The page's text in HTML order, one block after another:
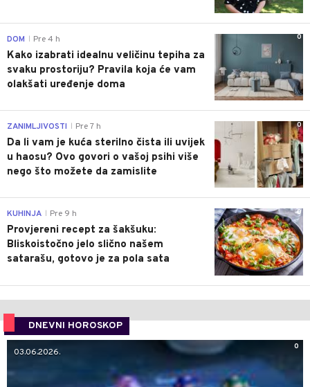
0
DOM Pre 4 h
Kako izabrati idealnu veličinu tepiha za
svaku prostoriju? Pravila koja će vam
olakšati uređenje doma
0
ZANIMLJIVOSTI Pre 7 h
Da li vam je kuća sterilno čista ili uvijek
u haosu? Ovo govori o vašoj psihi više
nego što možete da zamislite
0
KUHINJA Pre 9 h
Provjereni recept za šakšuku:
Bliskoistočno jelo slično našem
satarašu, gotovo je za pola sata
DNEVNI HOROSKOP
0
03.06.2026.